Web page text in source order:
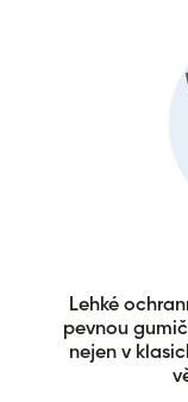
Lehké
pevnou
nejen v